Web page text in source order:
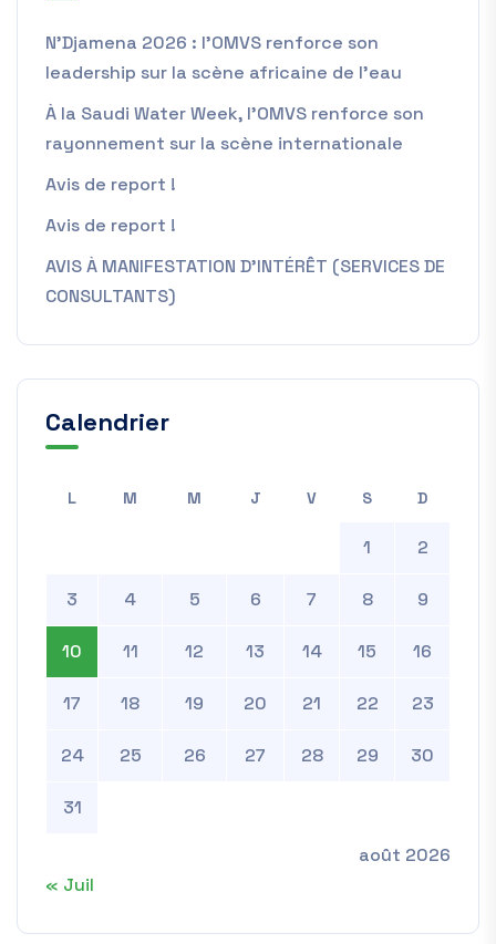
N’Djamena 2026 : l’OMVS renforce son
leadership sur la scène africaine de l’eau
À la Saudi Water Week, l’OMVS renforce son
rayonnement sur la scène internationale
Avis de report !
Avis de report !
AVIS À MANIFESTATION D’INTÉRÊT (SERVICES DE
CONSULTANTS)
Calendrier
août 2026
L M M J V S D
1 2
3 4 5 6 7 8 9
10 11 12 13 14 15 16
17 18 19 20 21 22 23
24 25 26 27 28 29 30
31
« Juil